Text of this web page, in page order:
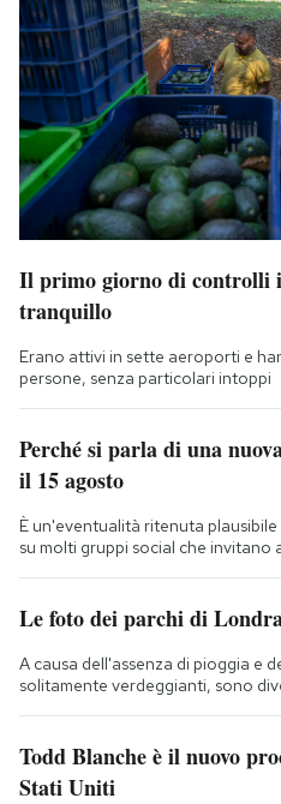
Il primo giorno di controlli
tranquillo
Erano attivi in sette aeroporti e
persone, senza particolari intoppi
Perché si parla di una
il 15 agosto
È un'eventualità ritenuta
su molti gruppi social che invitano
Le foto dei parchi di
A causa dell'assenza di pioggia e
solitamente verdeggianti, sono
Todd Blanche è il nuovo
Stati Uniti